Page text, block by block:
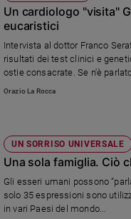
Un cardiologo "visita"
eucaristici
Intervista al dottor Franco
risultati dei test clinici e
ostie consacrate. Se n'è
Orazio La Rocca
UN SORRISO UNIVERSALE
Una sola famiglia. Ciò
Gli esseri umani possono
solo 35 espressioni sono
in vari Paesi del mondo...